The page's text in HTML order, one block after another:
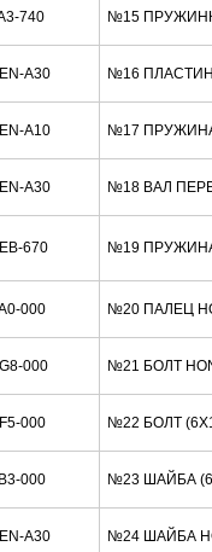
740 №15
A30 №16
A10 №17 ПРУЖИНА
A30 №18 ВАЛ
670 №19 ПРУЖИНА
000 №20 ПАЛЕЦ
000 №21 БОЛТ
000 №22 БОЛТ
000 №23 ШАЙБА
A30 №24 ШАЙБА